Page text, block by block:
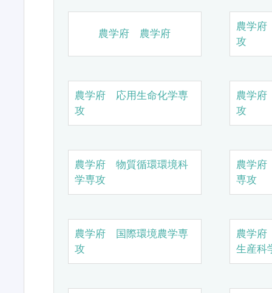
農学府 農学府
農学
攻
農学府 応用生命化学専
攻
農学
攻
農学府 物質循環環境科
学専攻
農学
専攻
農学府 国際環境農学専
攻
農学
生産科